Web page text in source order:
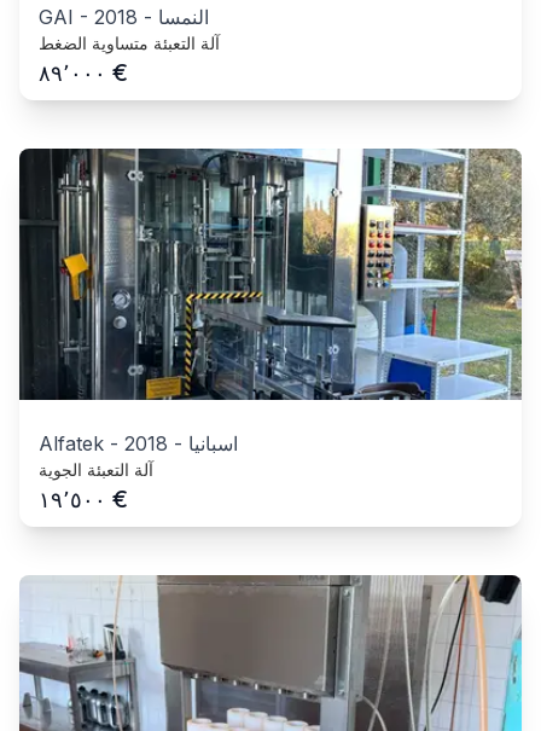
GAI - 2018 - النمسا
آلة التعبئة متساوية الضغط
٨٩٬٠٠٠ €
Alfatek - 2018 - اسبانيا
آلة التعبئة الجوية
١٩٬٥٠٠ €